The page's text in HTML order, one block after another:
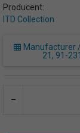
Producent:
ITD Collection
Manufacturer
21, 91-